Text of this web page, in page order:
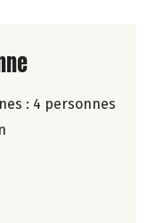
recette
: 4 personnes